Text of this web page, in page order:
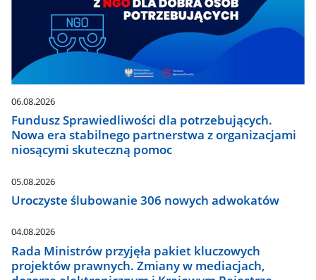
06.08.2026
Fundusz Sprawiedliwości dla potrzebujących.
Nowa era stabilnego partnerstwa z organizacjami
niosącymi skuteczną pomoc
05.08.2026
Uroczyste ślubowanie 306 nowych adwokatów
04.08.2026
Rada Ministrów przyjęła pakiet kluczowych
projektów prawnych. Zmiany w mediacjach,